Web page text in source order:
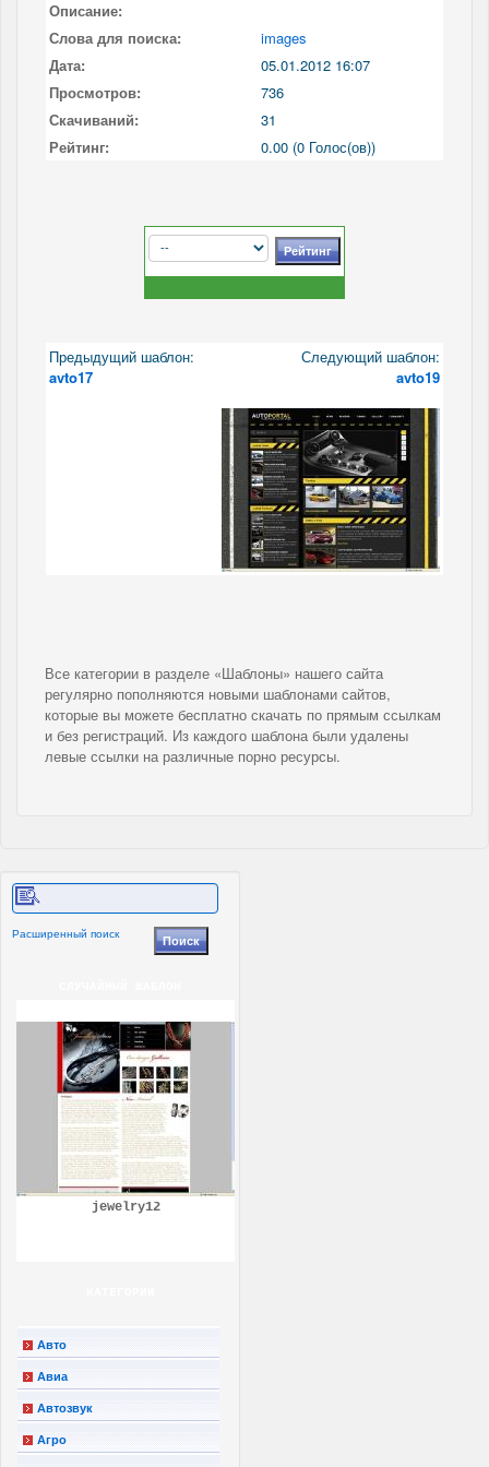
Описание:
Слова для поиска:
images
Дата:
05.01.2012 16:07
Просмотров:
736
Скачиваний:
31
Рейтинг:
0.00 (0 Голос(ов))
Предыдущий шаблон:
avto17
Следующий шаблон:
avto19
Все категории в разделе «Шаблоны» нашего сайта
регулярно пополняются новыми шаблонами сайтов,
которые вы можете бесплатно скачать по прямым ссылкам
и без регистраций. Из каждого шаблона были удалены
левые ссылки на различные порно ресурсы.
Расширенный поиск
jewelry12
Авто
Авиа
Автозвук
Агро